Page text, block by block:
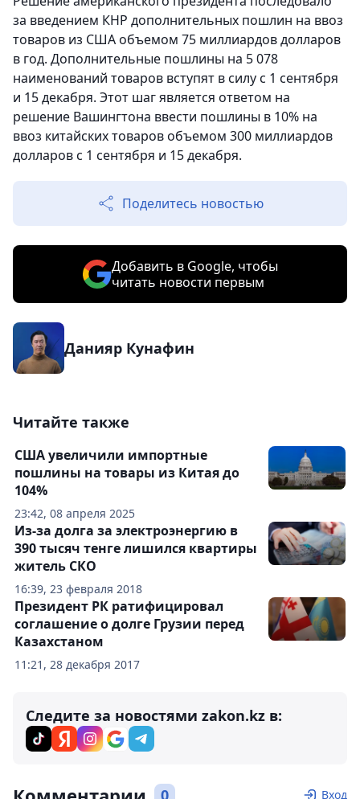
за введением КНР дополнительных пошлин на ввоз
товаров из США объемом 75 миллиардов долларов
в год. Дополнительные пошлины на 5 078
наименований товаров вступят в силу с 1 сентября
и 15 декабря. Этот шаг является ответом на
решение Вашингтона ввести пошлины в 10% на
ввоз китайских товаров объемом 300 миллиардов
долларов с 1 сентября и 15 декабря.
Поделитесь новостью
Добавить в Google, чтобы
читать новости первым
Данияр Кунафин
Читайте также
23:42, 08 апреля 2025
США увеличили импортные
пошлины на товары из Китая до
104%
16:39, 23 февраля 2018
Из-за долга за электроэнергию в
390 тысяч тенге лишился квартиры
житель СКО
11:21, 28 декабря 2017
Президент РК ратифицировал
соглашение о долге Грузии перед
Казахстаном
Следите за новостями zakon.kz в:
0 Вход